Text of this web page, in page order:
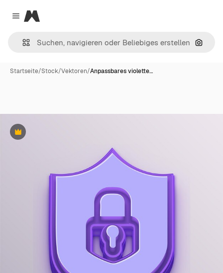
Close menu
Magnific
Nach
Startseite/Stock/Vektoren/Anpassbares violette…
Premium